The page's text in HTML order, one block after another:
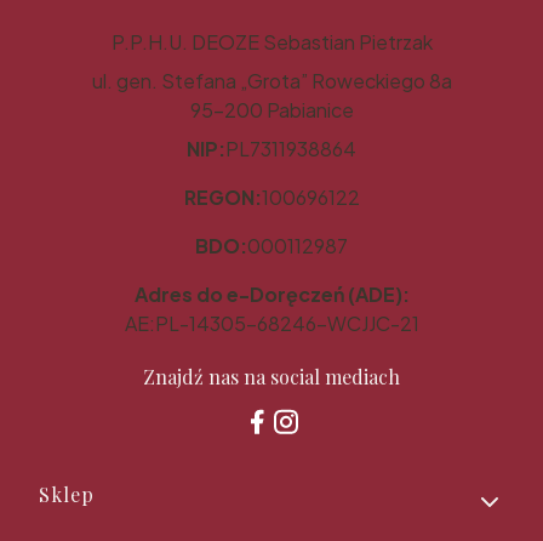
P.P.H.U. DEOZE Sebastian Pietrzak
ul. gen. Stefana „Grota” Roweckiego 8a
95-200 Pabianice
NIP:PL7311938864
REGON:100696122
BDO:000112987
Adres do e-Doręczeń (ADE):
AE:PL-14305-68246-WCJJC-21
Znajdź nas na social mediach
Linki w stopce
Sklep